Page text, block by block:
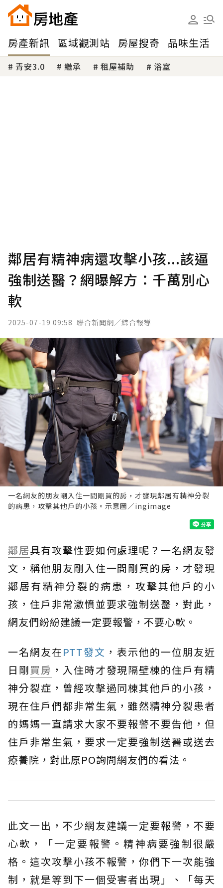
房產新訊 區域觀測站 房屋搜奇 品味生活
青安3.0 繼承 租屋補助 浴室
鄰居有精神病還攻擊小孩...該逼
強制送醫？網曝解方：千萬別心
軟
2025-07-19 09:58 聯合新聞網／綜合報導
一名網友的朋友剛入住一間剛買的房，才發現鄰居有精神分裂
的病患，攻擊其他戶的小孩。示意圖／ingimage
鄰居具有攻擊性要如何處理呢？一名網友發
文，稱他朋友剛入住一間剛買的房，才發現
鄰居有精神分裂的病患，攻擊其他戶的小
孩，住戶非常激憤並要求強制送醫，對此，
網友們紛紛建議一定要報警，不要心軟。
一名網友在PTT發文 ，表示他的一位朋友近
日剛買房 ，入住時才發現隔壁棟的住戶有精
神分裂症，曾經攻擊過同棟其他戶的小孩，
現在住戶們都非常生氣，雖然精神分裂患者
的媽媽一直請求大家不要報警不要告他，但
住戶非常生氣，要求一定要強制送醫或送去
療養院，對此原PO詢問網友們的看法。
此文一出，不少網友建議一定要報警，不要
心軟，「一定要報警。精神病要強制很嚴
格。這次攻擊小孩不報警，你們下一次能強
制，就是等到下一個受害者出現」、「每天